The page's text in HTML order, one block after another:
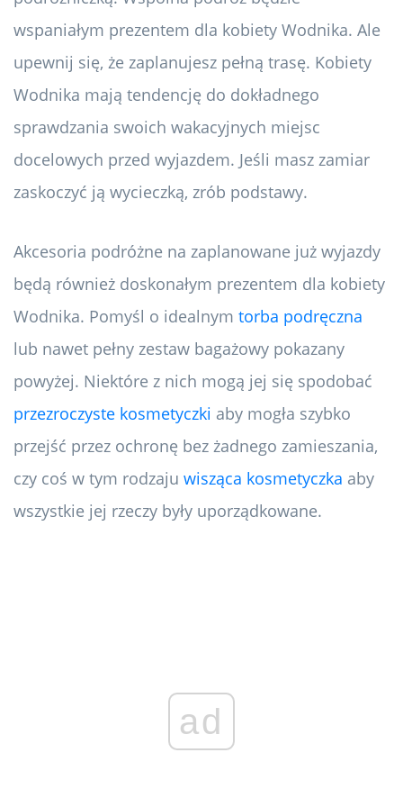
wspaniałym prezentem dla kobiety Wodnika. Ale
upewnij się, że zaplanujesz pełną trasę. Kobiety
Wodnika mają tendencję do dokładnego
sprawdzania swoich wakacyjnych miejsc
docelowych przed wyjazdem. Jeśli masz zamiar
zaskoczyć ją wycieczką, zrób podstawy.
Akcesoria podróżne na zaplanowane już wyjazdy
będą również doskonałym prezentem dla kobiety
Wodnika. Pomyśl o idealnym torba podręczna
lub nawet pełny zestaw bagażowy pokazany
powyżej. Niektóre z nich mogą jej się spodobać
przezroczyste kosmetyczki aby mogła szybko
przejść przez ochronę bez żadnego zamieszania,
czy coś w tym rodzaju wisząca kosmetyczka aby
wszystkie jej rzeczy były uporządkowane.
ad